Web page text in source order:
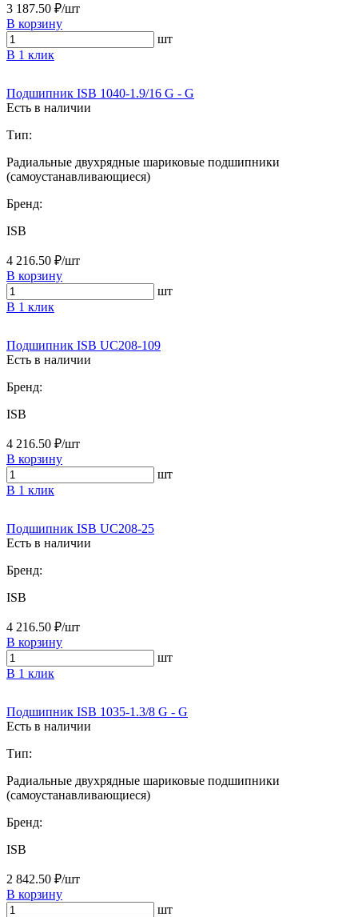
3 187.50 ₽/шт
В корзину
шт
В 1 клик
Подшипник ISB 1040-1.9/16 G - G
Есть в наличии
Тип:
Радиальные двухрядные шариковые подшипники
(самоустанавливающиеся)
Бренд:
ISB
4 216.50 ₽/шт
В корзину
шт
В 1 клик
Подшипник ISB UC208-109
Есть в наличии
Бренд:
ISB
4 216.50 ₽/шт
В корзину
шт
В 1 клик
Подшипник ISB UC208-25
Есть в наличии
Бренд:
ISB
4 216.50 ₽/шт
В корзину
шт
В 1 клик
Подшипник ISB 1035-1.3/8 G - G
Есть в наличии
Тип:
Радиальные двухрядные шариковые подшипники
(самоустанавливающиеся)
Бренд:
ISB
2 842.50 ₽/шт
В корзину
шт